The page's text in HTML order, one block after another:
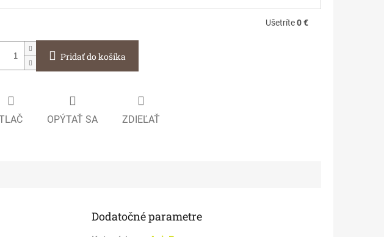
Ušetríte0 €
Pridať do košíka
OPÝTAŤ SA ZDIEĽAŤ
Dodatočné parametre